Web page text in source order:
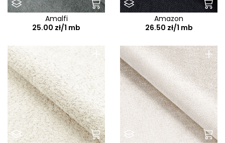
Amalfi
25.00 zł/1 mb
Amazon
26.50 zł/1 mb
+ +